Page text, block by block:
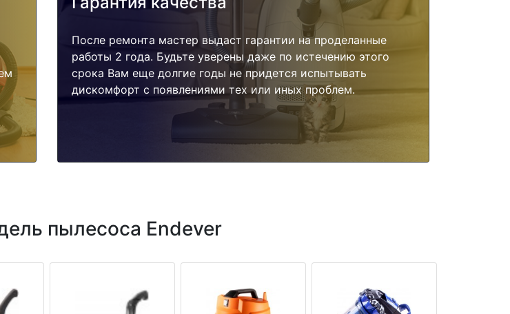
После ремонта мастер выдаст гарантии на проделанные
работы 2 года. Будьте уверены даже по истечению этого
срока Вам еще долгие годы не придется испытывать
дискомфорт с появлениями тех или иных проблем.
пылесоса Endever